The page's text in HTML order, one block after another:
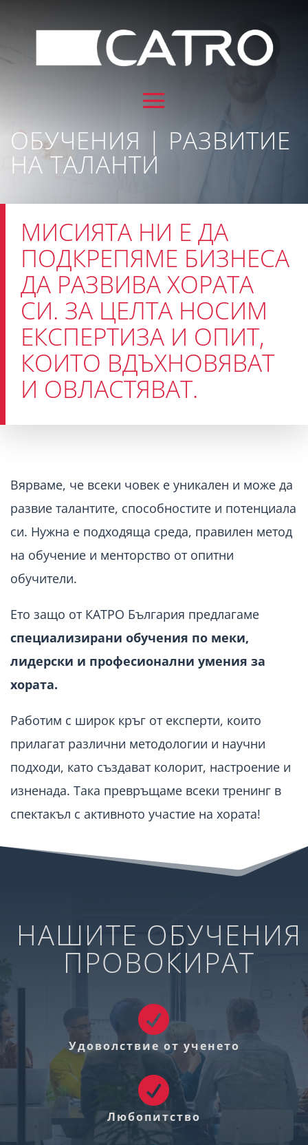
ОБУЧЕНИЯ | РАЗВИТИЕ
НА ТАЛАНТИ
МИСИЯТА НИ Е ДА
ПОДКРЕПЯМЕ БИЗНЕСА
ДА РАЗВИВА ХОРАТА
СИ. ЗА ЦЕЛТА НОСИМ
ЕКСПЕРТИЗА И ОПИТ,
КОИТО ВДЪХНОВЯВАТ
И ОВЛАСТЯВАТ.
Вярваме, че всеки човек е уникален и може да
развие талантите, способностите и потенциала
си. Нужна е подходяща среда, правилен метод
на обучение и менторство от опитни
обучители.
Ето защо от КАТРО България предлагаме
специализирани обучения по меки,
лидерски и професионални умения за
хората.
Работим с широк кръг от експерти, които
прилагат различни методологии и научни
подходи, като създават колорит, настроение и
изненада. Така превръщаме всеки тренинг в
спектакъл с активното участие на хората!
НАШИТЕ ОБУЧЕНИЯ
ПРОВОКИРАТ

Удоволствие от ученето

Любопитство